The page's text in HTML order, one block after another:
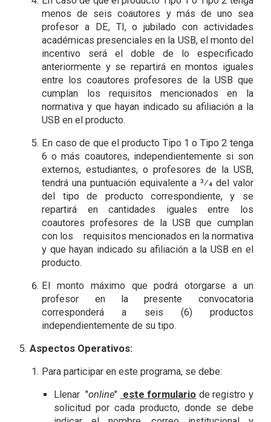
menos de seis coautores y más de uno sea
profesor a DE, TI, o jubilado con actividades
académicas presenciales en la USB, el monto del
incentivo será el doble de lo especificado
anteriormente y se repartirá en montos iguales
entre los coautores profesores de la USB que
cumplan los requisitos mencionados en la
normativa y que hayan indicado su afiliación a la
USB en el producto.
En caso de que el producto Tipo 1 o Tipo 2 tenga
6 o más coautores, independientemente si son
externos, estudiantes, o profesores de la USB,
tendrá una puntuación equivalente a 3⁄4 del valor
del tipo de producto correspondiente, y se
repartirá en cantidades iguales entre los
coautores profesores de la USB que cumplan
con los
requisitos mencionados en la normativa
y que hayan indicado su afiliación a la USB en el
producto.
El monto máximo que podrá otorgarse a un
profesor en la presente
convocatoria
corresponderá a seis (6) productos
independientemente de su tipo.
Aspectos Operativos:
Para participar en este programa, se debe:
Llenar "online" este formulario de registro y
solicitud por cada producto, donde se debe